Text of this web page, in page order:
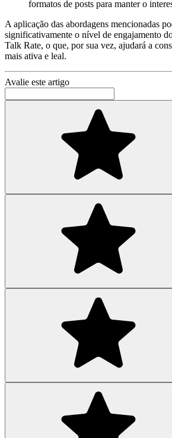
formatos de posts para manter o
A aplicação das abordagens mencionadas
significativamente o nível de engajamento
Talk Rate, o que, por sua vez, ajudará a
mais ativa e leal.
Avalie este artigo